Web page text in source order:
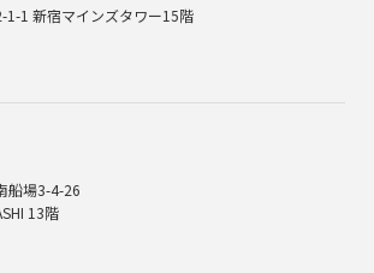
1-1 新宿マインズタワー15階
船場3-4-26
13階